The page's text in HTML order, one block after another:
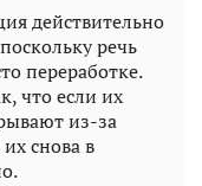
действительно
речь
переработке.
что если их
из-за
снова в